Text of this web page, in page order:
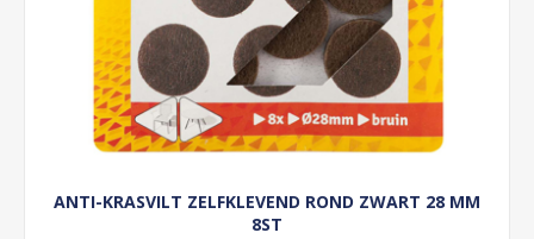
ANTI-KRASVILT ZELFKLEVEND ROND ZWART 28 MM
8ST